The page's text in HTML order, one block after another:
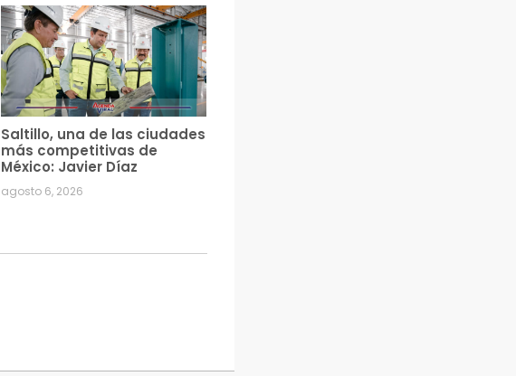
Saltillo, una de las ciudades
más competitivas de
México: Javier Díaz
agosto 6, 2026